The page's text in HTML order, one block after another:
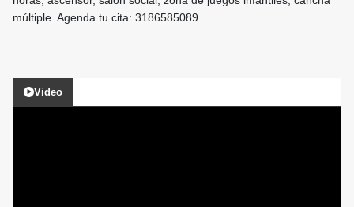
múltiple. Agenda tu cita: 3186585089.
Video